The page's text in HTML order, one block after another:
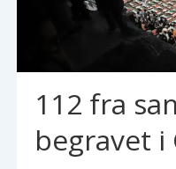
112 fra
begravet i